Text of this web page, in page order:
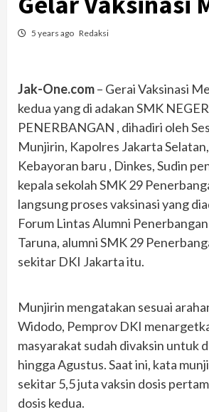
5 years ago Redaksi
Jak-One.com– Gerai Vaksinasi
kedua yang di adakan SMK
PENERBANGAN , dihadiri oleh
Munjirin, Kapolres Jakarta
Kebayoran baru , Dinkes, Sudin
kepala sekolah SMK 29
langsung proses vaksinasi yang
Forum Lintas Alumni
Taruna, alumni SMK 29
sekitar DKI Jakarta itu.
Munjirin mengatakan sesuai
Widodo, Pemprov DKI
masyarakat sudah divaksin untuk
hingga Agustus. Saat ini, kata
sekitar 5,5 juta vaksin dosis
dosis kedua.